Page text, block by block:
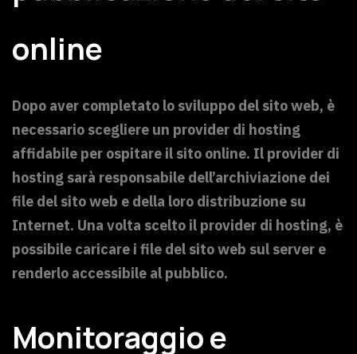
online
Dopo aver completato lo sviluppo del sito web, è
necessario scegliere un provider di hosting
affidabile per ospitare il sito online. Il provider di
hosting sarà responsabile dell’archiviazione dei
file del sito web e della loro distribuzione su
Internet. Una volta scelto il provider di hosting, è
possibile caricare i file del sito web sul server e
renderlo accessibile al pubblico.
Monitoraggio e